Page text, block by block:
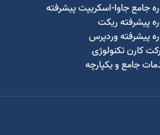
جامع جاوا-اسکریپت پیشرفته
پیشرفته ریکت
پیشرفته وردپرس
کارن تکنولوژی
جامع و یکپارچه